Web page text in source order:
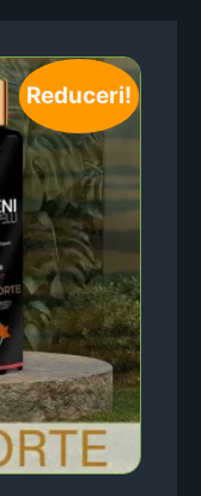
Reduceri!